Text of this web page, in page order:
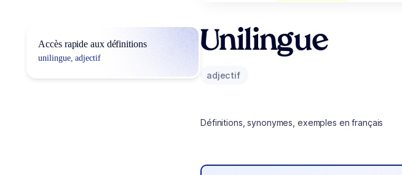
Accès rapide aux définitions
unilingue, adjectif
Unilingue
adjectif
Définitions, synonymes, exemples en français